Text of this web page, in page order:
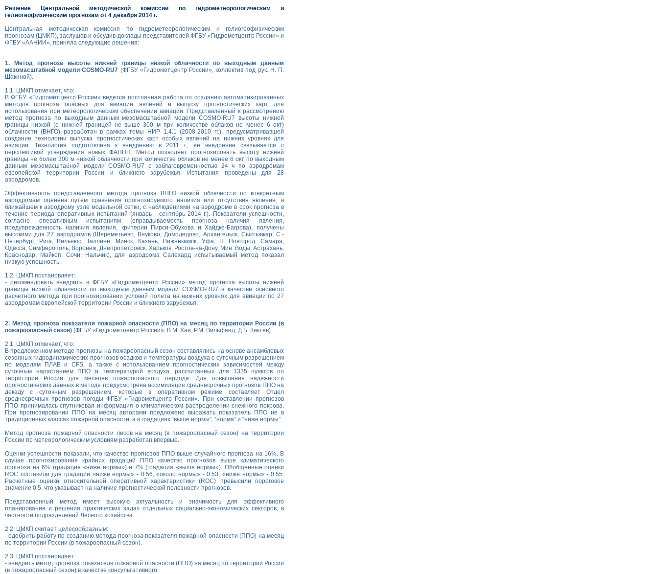
Решение Центральной методической комиссии по гидрометеорологическим и
гелиогеофизическим прогнозам от 4 декабря 2014 г.
Центральная методическая комиссия по гидрометеорологическим и гелиогеофизическим
прогнозам (ЦМКП), заслушав и обсудив доклады представителей ФГБУ «Гидрометцентр России» и
ФГБУ «ААНИИ», приняла следующие решения:
1. Метод прогноза высоты нижней границы низкой облачности по выходным данным
мезомасштабной модели COSMO-RU7 (ФГБУ «Гидрометцентр России», коллектив под рук. Н. П.
Шакиной).
1.1. ЦМКП отмечает, что:
В ФГБУ «Гидрометцентр России» ведется постоянная работа по созданию автоматизированных
методов прогноза опасных для авиации явлений и выпуску прогностических карт для
использования при метеорологическом обеспечении авиации. Представленный к рассмотрению
метод прогноза по выходным данным мезомасштабной модели COSMO-RU7 высоты нижней
границы низкой (с нижней границей не выше 300 м при количестве облаков не менее 6 окт)
облачности (ВНГО) разработан в рамках темы НИР 1.4.1 (2008-2010 гг.), предусматривавшей
создание технологии выпуска прогностических карт особых явлений на нижних уровнях для
авиации. Технология подготовлена к внедрению в 2011 г., ее внедрение связывается с
перспективой утверждения новых ФАППП. Метод позволяет прогнозировать высоту нижней
границы не более 300 м низкой облачности при количестве облаков не менее 6 окт по выходным
данным мезомасштабной модели COSMO-RU7 с заблаговременностью 24 ч по аэродромам
европейской территории России и ближнего зарубежья. Испытания проведены для 28
аэродромов.
Эффективность представленного метода прогноза ВНГО низкой облачности по конкретным
аэродромам оценена путем сравнения прогнозируемого наличия или отсутствия явления, в
ближайшем к аэродрому узле модельной сетки, с наблюдениями на аэродроме в срок прогноза в
течение периода оперативных испытаний (январь - сентябрь 2014 г.). Показатели успешности,
согласно оперативным испытаниям (оправдываемость прогноза наличия явления,
предупрежденность наличия явления, критерии Пирси-Обухова и Хайдке-Багрова), получены
высокими для 27 аэродромов (Шереметьево, Внуково, Домодедово, Архангельск, Сыктывкар, С.-
Петербург, Рига, Вильнюс, Таллинн, Минск, Казань, Нижнекамск, Уфа, Н. Новгород, Самара,
Одесса, Симферополь, Воронеж, Днепропетровск, Харьков, Ростов-на-Дону, Мин. Воды, Астрахань,
Краснодар, Майкоп, Сочи, Нальчик), для аэродрома Салехард испытываемый метод показал
низкую успешность.
1.2. ЦМКП постановляет:
- рекомендовать внедрить в ФГБУ «Гидрометцентр России» метод прогноза высоты нижней
границы низкой облачности по выходным данным модели COSMO-RU7 в качестве основного
расчетного метода при прогнозировании условий полета на нижних уровнях для авиации по 27
аэродромам европейской территории России и ближнего зарубежья.
2. Метод прогноза показателя пожарной опасности (ППО) на месяц по территории России (в
пожароопасный сезон) (ФГБУ «Гидрометцентр России», В.М. Хан, Р.М. Вильфанд, Д.Б. Киктев)
2.1. ЦМКП отмечает, что:
В предложенном методе прогнозы на пожароопасный сезон составлялись на основе ансамблевых
сезонных гидродинамических прогнозов осадков и температуры воздуха с суточным разрешением
по моделям ПЛАВ и CFS, а также с использованием прогностических зависимостей между
суточным нарастанием ППО и температурой воздуха, рассчитанных для 1335 пунктов по
территории России для месяцев пожароопасного периода. Для повышения надежности
прогностических данных в методе предусмотрена ассимиляция среднесрочных прогнозов ППО на
декаду с суточным разрешением, которые в оперативном режиме составляет Отдел
среднесрочных прогнозов погоды ФГБУ «Гидрометцентр России». При составлении прогнозов
ППО принималась спутниковая информация о климатическом распределении снежного покрова.
При прогнозировании ППО на месяц авторами предложено выражать показатель ППО не в
традиционных классах пожарной опасности, а в градациях “выше нормы”, “норма” и “ниже нормы”.
Метод прогноза пожарной опасности лесов на месяц (в пожароопасный сезон) на территории
России по метеорологическим условиям разработан впервые.
Оценки успешности показали, что качество прогнозов ППО выше случайного прогноза на 16%. В
случае прогнозирования крайних градаций ППО качество прогнозов выше климатического
прогноза на 6% (градация «ниже нормы») и 7% (градация «выше нормы»). Обобщенные оценки
ROC составили для градации «ниже нормы» - 0.56, «около нормы» - 0.53, «ниже нормы» - 0.55.
Расчетные оценки относительной оперативной характеристики (ROC) превысили пороговое
значение 0.5, что указывает на наличие прогностической полезности прогнозов.
Представленный метод имеет высокую актуальность и значимость для эффективного
планирования и решения практических задач отдельных социально-экономических секторов, в
частности подразделений Лесного хозяйства.
2.2. ЦМКП считает целесообразным:
- одобрить работу по созданию метода прогноза показателя пожарной опасности (ППО) на месяц
по территории России (в пожароопасный сезон).
2.3. ЦМКП постановляет:
- внедрить метод прогноза показателя пожарной опасности (ППО) на месяц по территории России
(в пожароопасный сезон) в качестве консультативного.